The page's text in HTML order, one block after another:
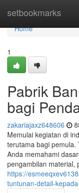
setbookmarks
Home
Home
1
Pabrik
bagi
zakariajaxz648606
Memulai kegiatan di
terutama bagi pemula.
Anda memahami
pengambilan material,
https://
tuntunan-detail-